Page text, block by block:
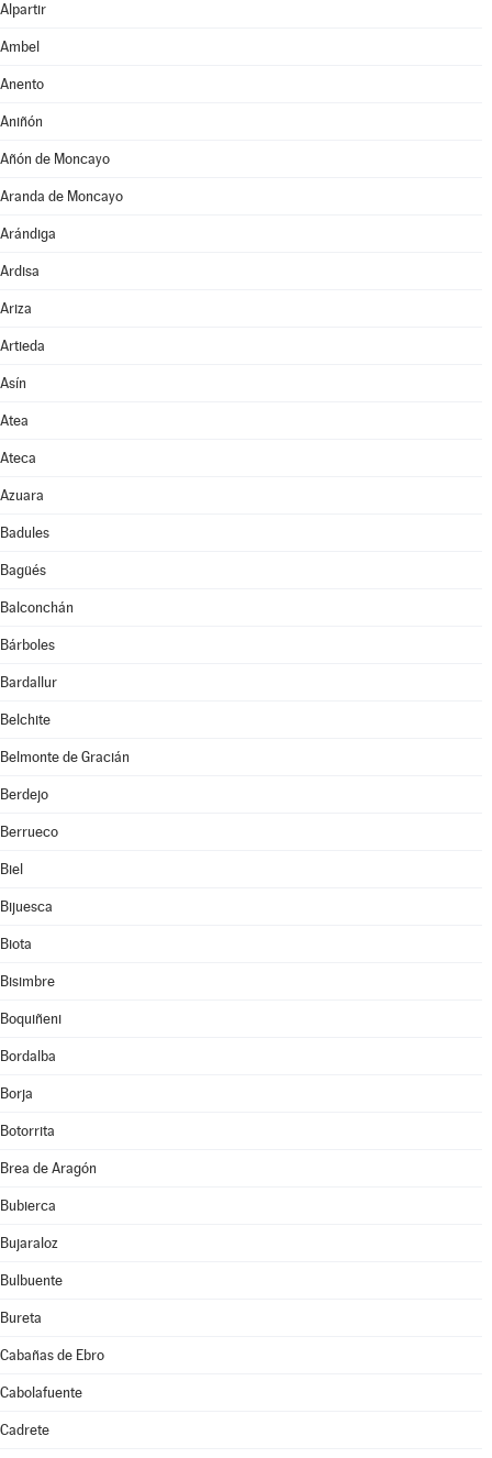
Alpartir
Ambel
Anento
Aniñón
Añón de Moncayo
Aranda de Moncayo
Arándiga
Ardisa
Ariza
Artieda
Asín
Atea
Ateca
Azuara
Badules
Bagüés
Balconchán
Bárboles
Bardallur
Belchite
Belmonte de Gracián
Berdejo
Berrueco
Biel
Bijuesca
Biota
Bisimbre
Boquiñeni
Bordalba
Borja
Botorrita
Brea de Aragón
Bubierca
Bujaraloz
Bulbuente
Bureta
Cabañas de Ebro
Cabolafuente
Cadrete